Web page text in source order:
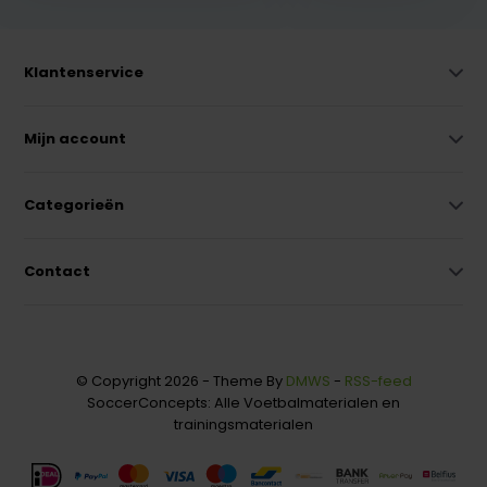
Klantenservice
Mijn account
Categorieën
Contact
© Copyright 2026 - Theme By DMWS - RSS-feed
SoccerConcepts: Alle Voetbalmaterialen en
trainingsmaterialen